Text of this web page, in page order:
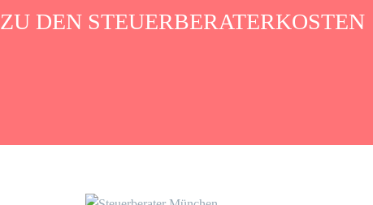
ZU DEN STEUERBERATERKOSTEN